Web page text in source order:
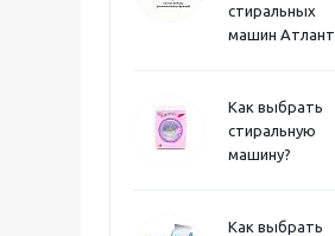
стиральных
машин Атлант
Как выбрать
стиральную
машину?
Как выбрать